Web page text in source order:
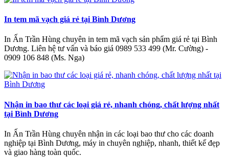
In tem mã vạch giá rẻ tại Bình Dương
In Ấn Trần Hùng chuyên in tem mã vạch sản phẩm giá rẻ tại Bình
Dương. Liên hệ tư vấn và báo giá 0989 533 499 (Mr. Cường) -
0909 106 848 (Ms. Nga)
Nhận in bao thư các loại giá rẻ, nhanh chóng, chất lượng nhất
tại Bình Dương
In Ấn Trần Hùng chuyên nhận in các loại bao thư cho các doanh
nghiệp tại Bình Dương, máy in chuyên nghiệp, nhanh, thiết kế đẹp
và giao hàng toàn quốc.